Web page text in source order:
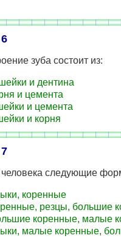
зуба состоит из:
и дентина
и цемента
и цемента
и корня
человека следующие
коренные
резцы, большие
коренные, малые
малые коренные,